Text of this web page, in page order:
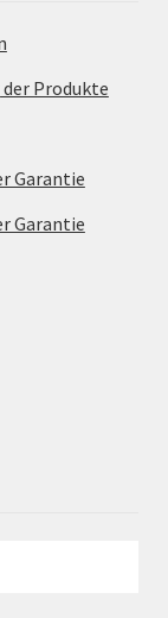
Produkte
Garantie
Garantie